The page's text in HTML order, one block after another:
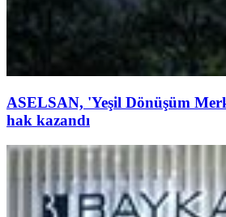
ASELSAN, 'Yeşil Dönüşüm
hak kazandı